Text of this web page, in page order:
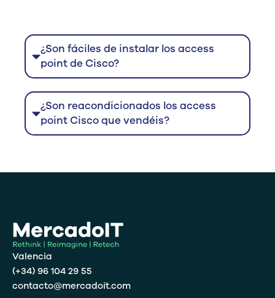
¿Son fáciles de instalar los access
point de Cisco?
¿Son reacondicionados los access
point Cisco que vendéis?
Valencia
(+34) 96 104 29 55
contacto@mercadoit.com